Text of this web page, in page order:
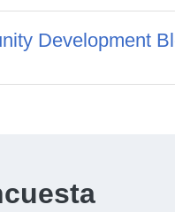
Development